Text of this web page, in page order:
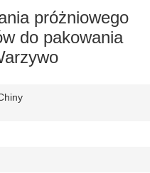
próżniowego
do pakowania